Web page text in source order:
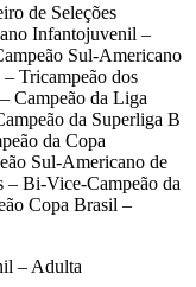
de Seleções
Infantojuvenil –
Sul-Americano
Tricampeão dos
Campeão da Liga
da Superliga B
da Copa
Sul-Americano de
– Bi-Vice-Campeão da
Copa Brasil –
– Adulta